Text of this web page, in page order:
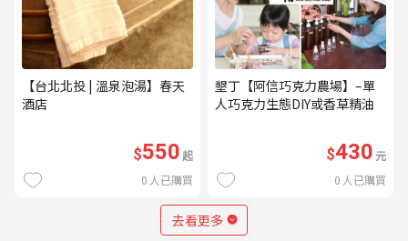
【台北北投 | 溫泉泡湯】春天
酒店
$550起
0 人已購買
墾丁【阿信巧克力農場】–單
人巧克力生態DIY或香草精油
$430元
0 人已購買
去看更多